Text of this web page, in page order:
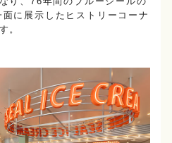
に展示したヒストリーコーナ
。